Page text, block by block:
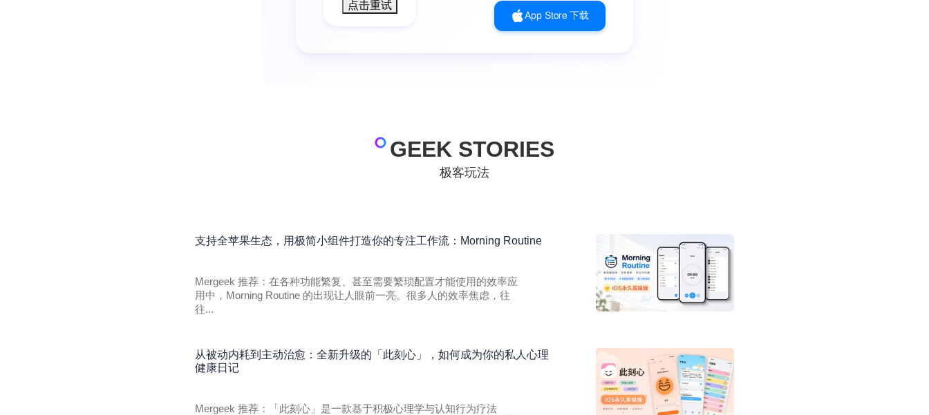
点击重试
App Store 下载
GEEK STORIES
极客玩法
支持全苹果生态，用极简小组件打造你的专注工作流：Morning Routine
Mergeek 推荐：在各种功能繁复、甚至需要繁琐配置才能使用的效率应
用中，Morning Routine 的出现让人眼前一亮。很多人的效率焦虑，往
往...
从被动内耗到主动治愈：全新升级的「此刻心」，如何成为你的私人心理
健康日记
Mergeek 推荐：「此刻心」是一款基于积极心理学与认知行为疗法